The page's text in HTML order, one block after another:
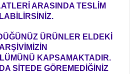
ARASINDA TESLİM
ÜRÜNLER ELDEKİ
KAPSAMAKTADIR.
SİTEDE GÖREMEDİĞİNİZ